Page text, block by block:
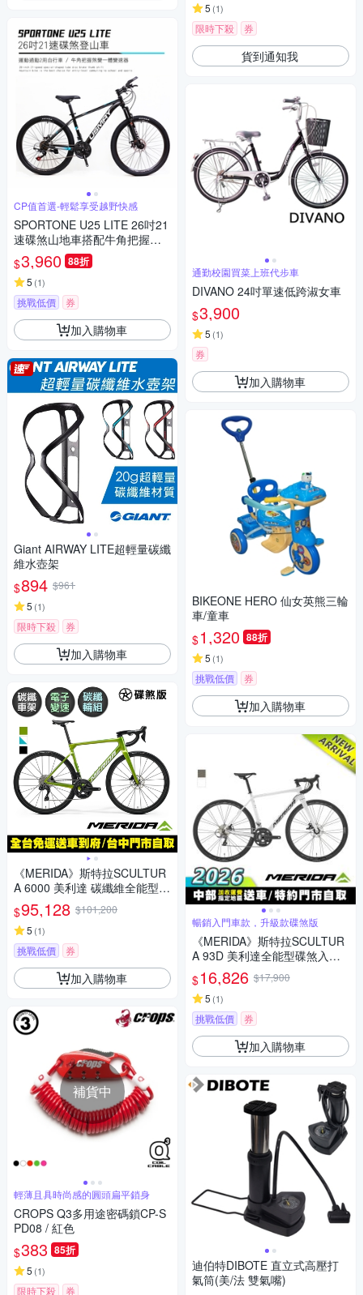
CP值首選-輕鬆享受越野快感
SPORTONE U25 LITE 26吋21
速碟煞山地車搭配牛角把握煞
變一體變速器讓騎乘者輕鬆克
服坡道地形的運動通勤2用自行
車
$3,960 88折
5 (1)
挑戰低價 券
加入購物車
Giant AIRWAY LITE超輕量碳纖
維水壺架
$894 $961
5 (1)
限時下殺 券
加入購物車
《MERIDA》斯特拉SCULTUR
A 6000 美利達 碳纖維全能型碟
煞公路車 無附踏板/碳纖輪組/1
05無線電變/公路車/巴林勝利
$95,128 $101,200
5 (1)
挑戰低價 券
加入購物車
補貨中
輕薄且具時尚感的圓頭扁平鎖身
CROPS Q3多用途密碼鎖CP-S
PD08 / 紅色
$383 85折
5 (1)
限時下殺 券
5 (1)
限時下殺 券
貨到通知我
通勤校園買菜上班代步車
DIVANO 24吋單速低跨淑女車
$3,900
5 (1)
券
加入購物車
BIKEONE HERO 仙女英熊三輪
車/童車
$1,320 88折
5 (1)
挑戰低價 券
加入購物車
暢銷入門車款，升級款碟煞版
《MERIDA》斯特拉SCULTUR
A 93D 美利達全能型碟煞入門
跑車 無附腳架/競速/入門/彎把/
公路車/自行車/單車
$16,826 $17,900
5 (1)
挑戰低價 券
加入購物車
迪伯特DIBOTE 直立式高壓打
氣筒(美/法 雙氣嘴)